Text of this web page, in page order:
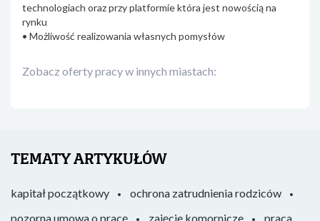
technologiach oraz przy platformie która jest nowością na
rynku
• Możliwość realizowania własnych pomysłów
Zobacz oferty pracy w innych miastach:
TEMATY ARTYKUŁÓW
kapitał początkowy
ochrona zatrudnienia rodziców
pozorna umowa o pracę
zajęcie komornicze praca